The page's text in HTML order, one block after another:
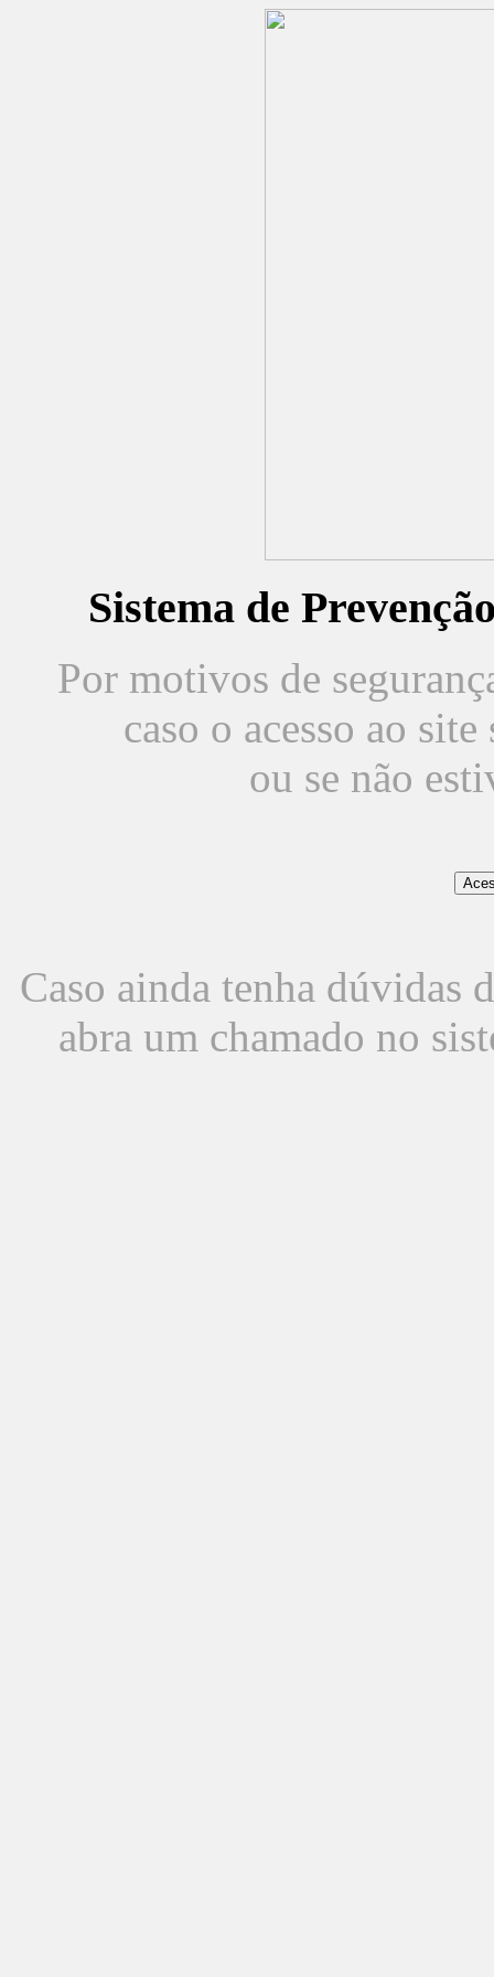
Sistema de
Por motivos de
caso o acesso ao
ou se não
Caso ainda tenha dúvidas
abra um chamado no